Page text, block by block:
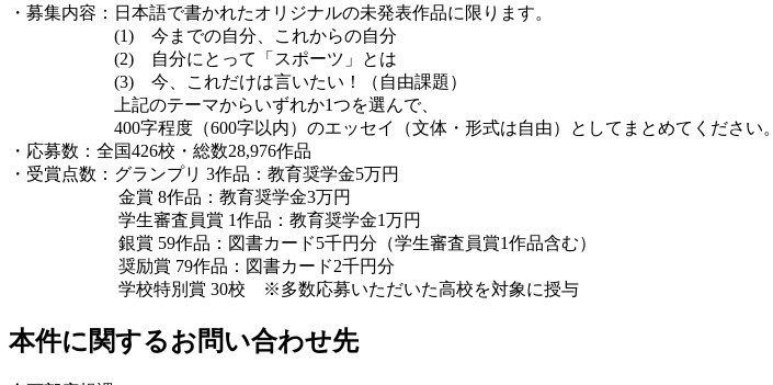
・募集内容：日本語で書かれたオリジナルの未発表作品に限ります。
(1) 今までの自分、これからの自分
(2) 自分にとって「スポーツ」とは
(3) 今、これだけは言いたい！（自由課題）
上記のテーマからいずれか1つを選んで、
400字程度（600字以内）のエッセイ（文体・形式は自由）としてまとめてください。
・応募数：全国426校・総数28,976作品
・受賞点数：グランプリ 3作品：教育奨学金5万円
金賞 8作品：教育奨学金3万円
学生審査員賞 1作品：教育奨学金1万円
銀賞 59作品：図書カード5千円分（学生審査員賞1作品含む）
奨励賞 79作品：図書カード2千円分
学校特別賞 30校 ※多数応募いただいた高校を対象に授与
本件に関するお問い合わせ先